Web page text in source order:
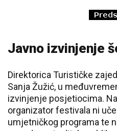
Javno izvinjenje
Direktorica Turističke
Sanja Žužić, u
izvinjenje posjetiocima.
organizator festivala ni
umjetničkog programa te